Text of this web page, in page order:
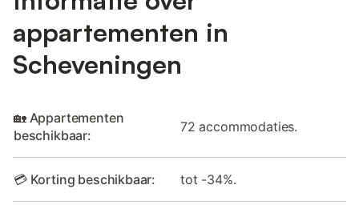
appartementen in
Scheveningen
🏡 Appartementen
beschikbaar:
72 accommodaties.
💳 Korting beschikbaar: tot -34%.